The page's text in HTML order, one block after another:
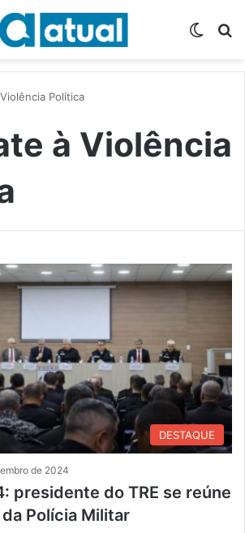
Política
à Violência
DESTAQUE
de 2024
presidente do TRE se reúne
Polícia Militar